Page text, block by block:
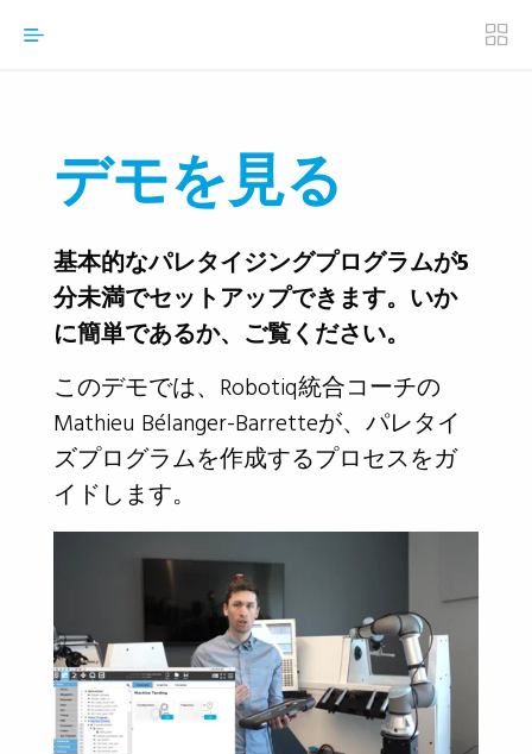
デモを見る
基本的なパレタイジングプログラムが5
分未満でセットアップできます。いか
に簡単であるか、ご覧ください。
このデモでは、Robotiq統合コーチの
Mathieu Bélanger-Barretteが、パレタイ
ズプログラムを作成するプロセスをガ
イドします。